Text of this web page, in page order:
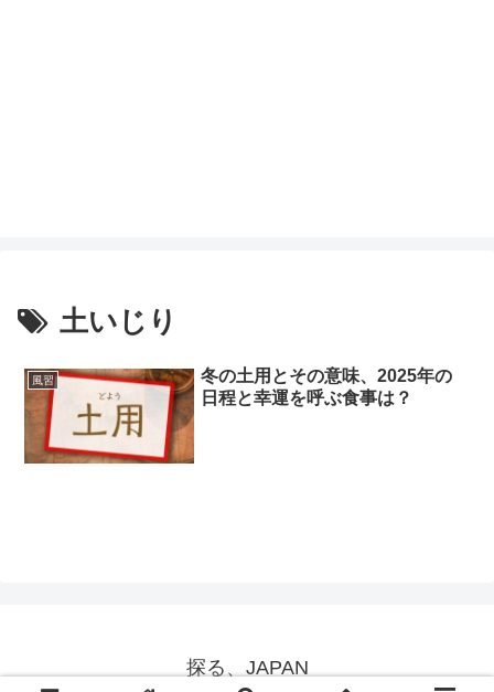
土いじり
風習
冬の土用とその意味、2025年の
日程と幸運を呼ぶ食事は？
探る、JAPAN